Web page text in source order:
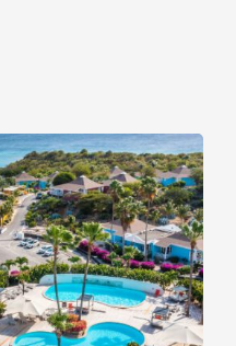
e
s
d
i
e
j
e
n